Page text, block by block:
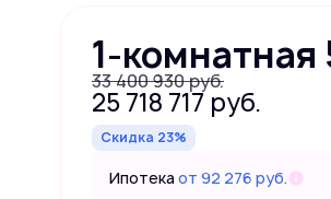
1-комнатная
33 400 930 руб.
25 718 717 руб.
Скидка 23%
Ипотекаот 92 276 руб.